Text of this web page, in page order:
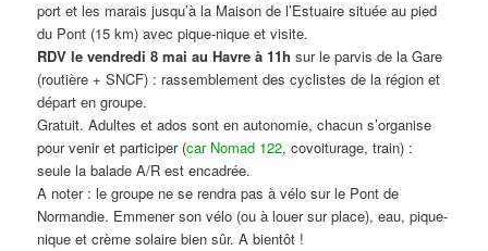
port et les marais jusqu’à la Maison de l’Estuaire située au pied
du Pont (15 km) avec pique-nique et visite.
RDV le vendredi 8 mai au Havre à 11h sur le parvis de la Gare
(routière + SNCF) : rassemblement des cyclistes de la région et
départ en groupe.
Gratuit. Adultes et ados sont en autonomie, chacun s’organise
pour venir et participer (car Nomad 122, covoiturage, train) :
seule la balade A/R est encadrée.
A noter : le groupe ne se rendra pas à vélo sur le Pont de
Normandie. Emmener son vélo (ou à louer sur place), eau, pique-
nique et crème solaire bien sûr. A bientôt !